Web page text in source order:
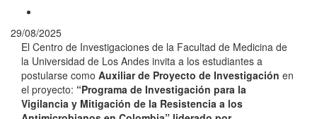
29/08/2025
El Centro de Investigaciones de la Facultad de Medicina de
la Universidad de Los Andes invita a los estudiantes a
postularse como Auxiliar de Proyecto de Investigación en
el proyecto: “Programa de Investigación para la
Vigilancia y Mitigación de la Resistencia a los